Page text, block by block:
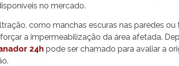
no mercado.
como manchas escuras nas paredes
a impermeabilização da área afetada.
24h pode ser chamado para avaliar a